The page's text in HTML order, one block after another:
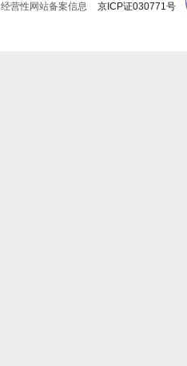
经营性网站备案信息
京ICP证030771号